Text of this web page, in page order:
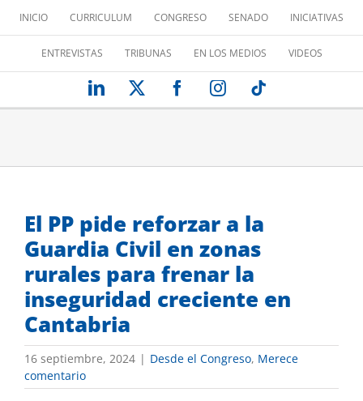
contenido
INICIO CURRICULUM CONGRESO SENADO INICIATIVAS
ENTREVISTAS TRIBUNAS EN LOS MEDIOS VIDEOS
LinkedIn FacebookInstagram
El PP pide reforzar a la
Guardia Civil en zonas
rurales para frenar la
inseguridad creciente en
Cantabria
16 septiembre, 2024 | Desde el Congreso, Merece
comentario